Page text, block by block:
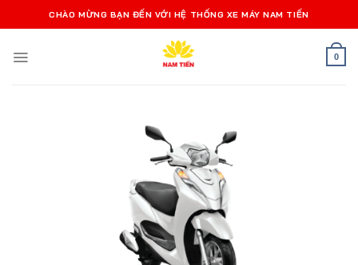
qua
dung
CHÀO MỪNG BẠN ĐẾN VỚI HỆ THỐNG XE MÁY NAM TIẾN
0